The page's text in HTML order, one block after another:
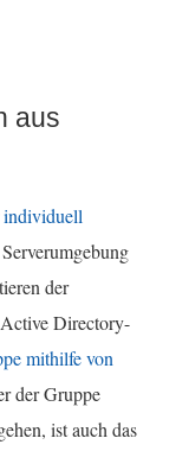
aus
individuell
der
Directory-
mithilfe von
der Gruppe
ist auch das